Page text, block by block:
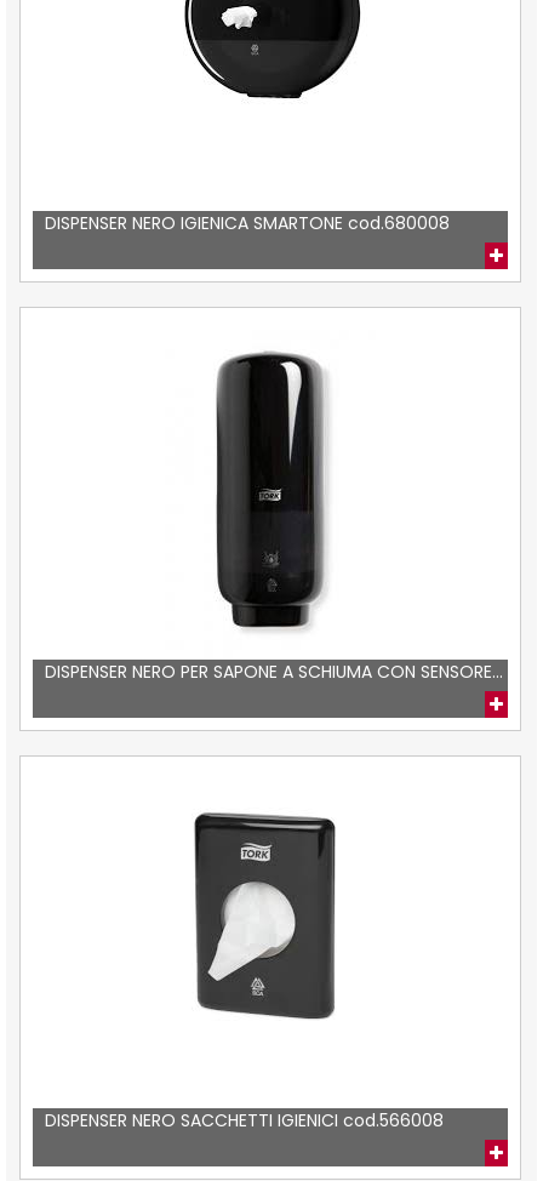
DISPENSER NERO IGIENICA SMARTONE cod.680008
DISPENSER NERO PER SAPONE A SCHIUMA CON SENSORE...
DISPENSER NERO SACCHETTI IGIENICI cod.566008